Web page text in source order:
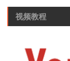
视频教程